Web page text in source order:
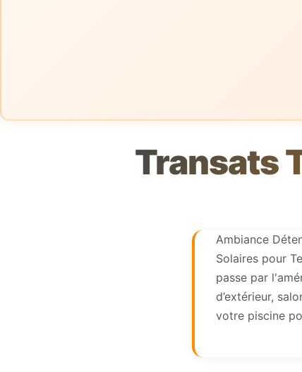
Transats
Ambiance
Solaires pour
passe par
d’extérieur,
votre piscine